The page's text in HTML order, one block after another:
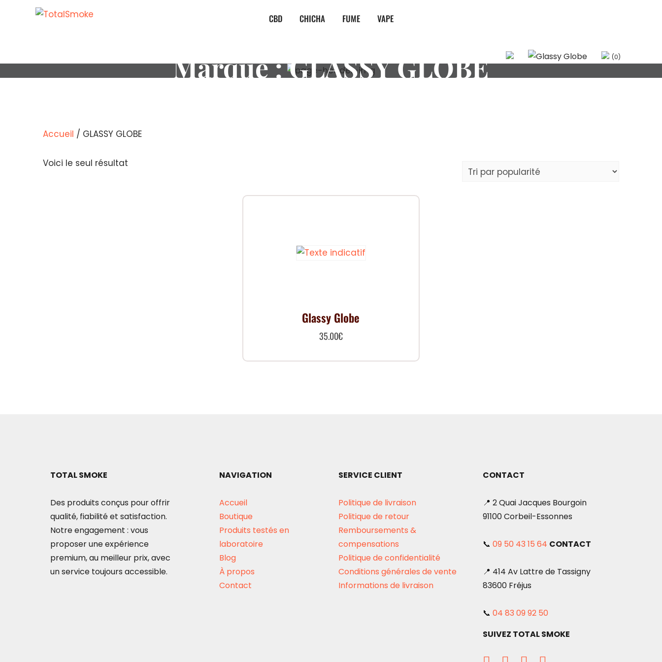
CBD CHICHA FUME VAPE
(0)
Marque :GLASSY GLOBE
Accueil / GLASSY GLOBE
Voici le seul résultat
Glassy Globe
35.00€
TOTAL SMOKE
Des produits conçus pour offrir
qualité, fiabilité et satisfaction.
Notre engagement : vous
proposer une expérience
premium, au meilleur prix, avec
un service toujours accessible.
NAVIGATION
Accueil
Boutique
Produits testés en
laboratoire
Blog
À propos
Contact
SERVICE CLIENT
Politique de livraison
Politique de retour
Remboursements &
compensations
Politique de confidentialité
Conditions générales de vente
Informations de livraison
CONTACT
📍 2 Quai Jacques Bourgoin
91100 Corbeil-Essonnes
📞 09 50 43 15 64 CONTACT
📍 414 Av Lattre de Tassigny
83600 Fréjus
📞 04 83 09 92 50
SUIVEZ TOTAL SMOKE